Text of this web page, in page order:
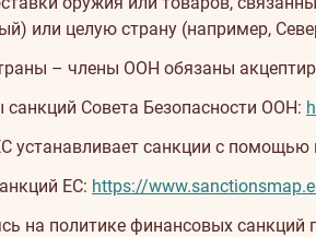
или целую страну (например,
– члены ООН обязаны
Совета Безопасности ООН:
устанавливает санкции с
ЕС: https://
на политике финансовых